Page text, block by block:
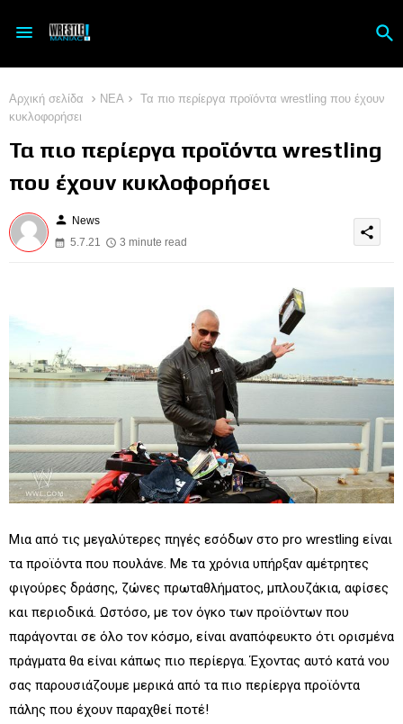
Αρχική σελίδα ΝΕΑ
Τα πιο περίεργα προϊόντα wrestling που έχουν
κυκλοφορήσει
Τα πιο περίεργα προϊόντα wrestling
που έχουν κυκλοφορήσει
person News
5.7.21
3 minute read
share
Μια από τις μεγαλύτερες πηγές εσόδων στο pro wrestling είναι
τα προϊόντα που πουλάνε. Με τα χρόνια υπήρξαν αμέτρητες
φιγούρες δράσης, ζώνες πρωταθλήματος, μπλουζάκια, αφίσες
και περιοδικά. Ωστόσο, με τον όγκο των προϊόντων που
παράγονται σε όλο τον κόσμο, είναι αναπόφευκτο ότι ορισμένα
πράγματα θα είναι κάπως πιο περίεργα. Έχοντας αυτό κατά νου
σας παρουσιάζουμε μερικά από τα πιο περίεργα προϊόντα
πάλης που έχουν παραχθεί ποτέ!